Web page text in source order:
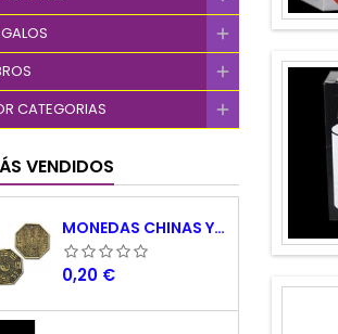
CATEGORIAS
VENDIDOS
MONEDAS CHINAS YING YANG
Precio
0,20 €